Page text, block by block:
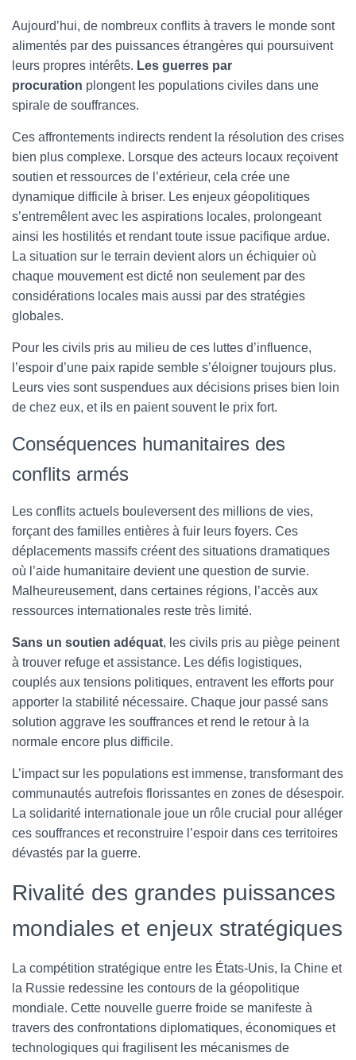
Aujourd’hui, de nombreux conflits à travers le monde sont
alimentés par des puissances étrangères qui poursuivent
leurs propres intérêts. Les guerres par
procuration plongent les populations civiles dans une
spirale de souffrances.
Ces affrontements indirects rendent la résolution des crises
bien plus complexe. Lorsque des acteurs locaux reçoivent
soutien et ressources de l’extérieur, cela crée une
dynamique difficile à briser. Les enjeux géopolitiques
s’entremêlent avec les aspirations locales, prolongeant
ainsi les hostilités et rendant toute issue pacifique ardue.
La situation sur le terrain devient alors un échiquier où
chaque mouvement est dicté non seulement par des
considérations locales mais aussi par des stratégies
globales.
Pour les civils pris au milieu de ces luttes d’influence,
l’espoir d’une paix rapide semble s’éloigner toujours plus.
Leurs vies sont suspendues aux décisions prises bien loin
de chez eux, et ils en paient souvent le prix fort.
Conséquences humanitaires des
conflits armés
Les conflits actuels bouleversent des millions de vies,
forçant des familles entières à fuir leurs foyers. Ces
déplacements massifs créent des situations dramatiques
où l’aide humanitaire devient une question de survie.
Malheureusement, dans certaines régions, l’accès aux
ressources internationales reste très limité.
Sans un soutien adéquat, les civils pris au piège peinent
à trouver refuge et assistance. Les défis logistiques,
couplés aux tensions politiques, entravent les efforts pour
apporter la stabilité nécessaire. Chaque jour passé sans
solution aggrave les souffrances et rend le retour à la
normale encore plus difficile.
L’impact sur les populations est immense, transformant des
communautés autrefois florissantes en zones de désespoir.
La solidarité internationale joue un rôle crucial pour alléger
ces souffrances et reconstruire l’espoir dans ces territoires
dévastés par la guerre.
Rivalité des grandes puissances
mondiales et enjeux stratégiques
La compétition stratégique entre les États-Unis, la Chine et
la Russie redessine les contours de la géopolitique
mondiale. Cette nouvelle guerre froide se manifeste à
travers des confrontations diplomatiques, économiques et
technologiques qui fragilisent les mécanismes de